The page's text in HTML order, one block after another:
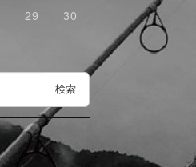
29
30
検索